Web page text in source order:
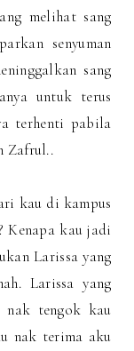
melihat sang
senyuman
sang
untuk terus
terhenti pabila
Zafrul..
kau di kampus
Kenapa kau jadi
Larissa yang
Larissa yang
nak tengok kau
nak terima aku